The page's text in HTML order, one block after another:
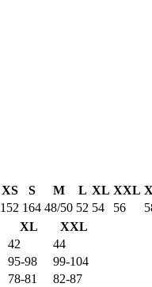
XS S M L XL XXL
152 164 48/50 52 54 56
XL
XXL
42
44
95-98
99-104
78-81
82-87